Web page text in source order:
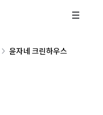
윤자네 크린하우스